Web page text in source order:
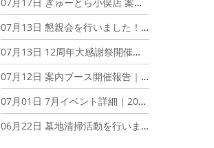
07月13日 懇親会を行いました！｜2026年7月13日
07月13日 12周年大感謝祭開催報告｜2026年7月13日
07月12日 案内ブース開催報告｜2026年7月12日
07月01日 7月イベント詳細｜2026年7月1日
06月22日 墓地清掃活動を行いました。｜2026年6月22日